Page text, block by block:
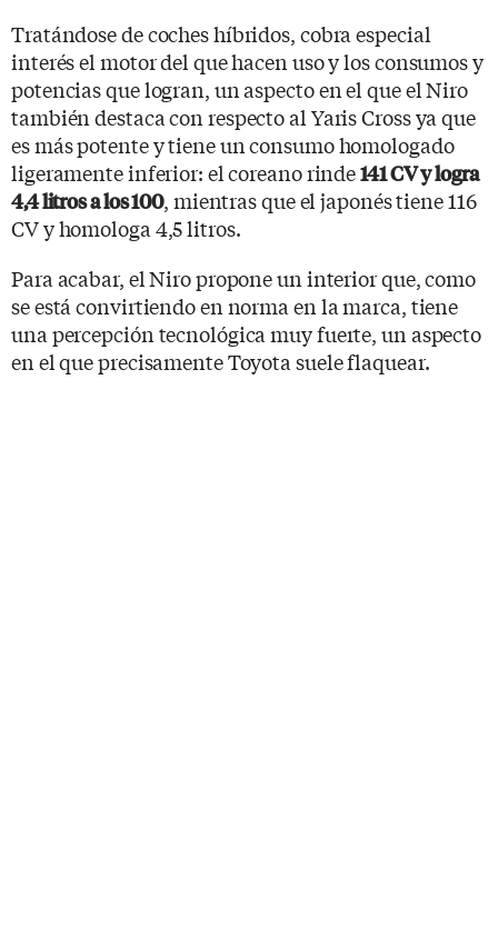
Tratándose de coches híbridos, cobra especial
interés el motor del que hacen uso y los consumos y
potencias que logran, un aspecto en el que el Niro
también destaca con respecto al Yaris Cross ya que
es más potente y tiene un consumo homologado
ligeramente inferior: el coreano rinde141 CV y logra
4,4 litros a los 100, mientras que el japonés tiene 116
CV y homologa 4,5 litros.
Para acabar, el Niro propone un interior que, como
se está convirtiendo en norma en la marca, tiene
una percepción tecnológica muy fuerte, un aspecto
en el que precisamente Toyota suele flaquear.